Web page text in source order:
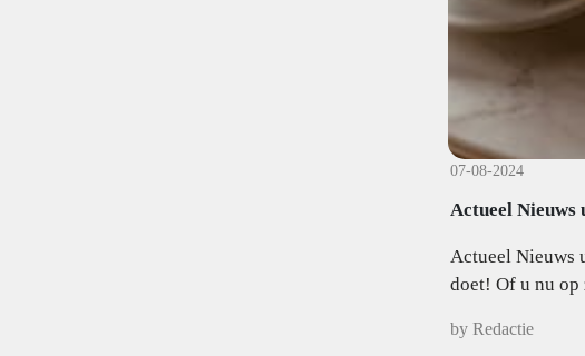
07-08-2024
Actueel Nieuws
Actueel Nieuws
doet! Of u nu
by Redactie